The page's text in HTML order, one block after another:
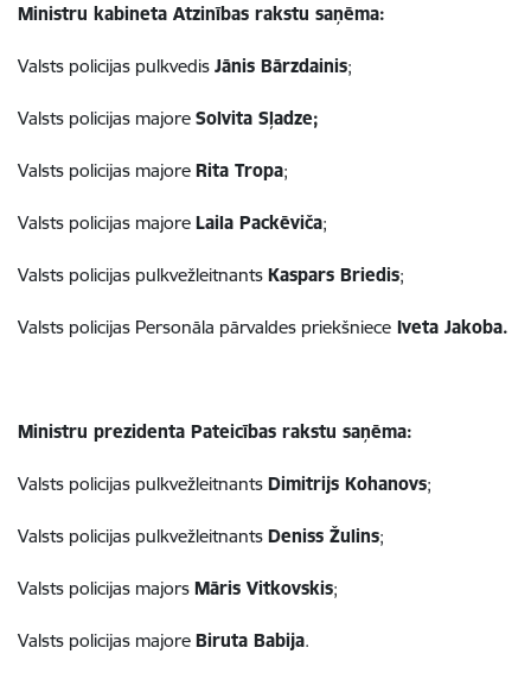
Ministru kabineta Atzinības rakstu saņēma:
Valsts policijas pulkvedis Jānis Bārzdainis;
Valsts policijas majore Solvita Sļadze;
Valsts policijas majore Rita Tropa;
Valsts policijas majore Laila Packēviča;
Valsts policijas pulkvežleitnants Kaspars Briedis;
Valsts policijas Personāla pārvaldes priekšniece Iveta Jakoba.
Ministru prezidenta Pateicības rakstu saņēma:
Valsts policijas pulkvežleitnants Dimitrijs Kohanovs;
Valsts policijas pulkvežleitnants Deniss Žulins;
Valsts policijas majors Māris Vitkovskis;
Valsts policijas majore Biruta Babija.